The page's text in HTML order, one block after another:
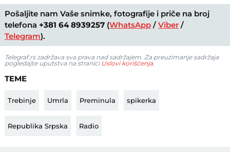
Pošaljite nam Vaše snimke, fotografije i priče na broj
telefona +381 64 8939257 (WhatsApp /Viber /
Telegram).
Telegraf.rs zadržava sva prava nad sadržajem. Za preuzimanje sadržaja
pogledajte uputstva na stranici Uslovi korišćenja.
TEME
Trebinje Umrla Preminula spikerka
Republika Srpska Radio